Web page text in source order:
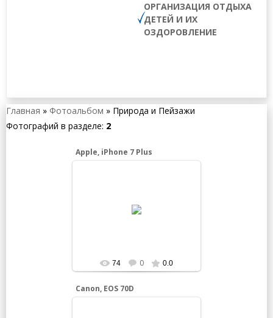
ОРГАНИЗАЦИЯ ОТДЫХА
ДЕТЕЙ И ИХ
ОЗДОРОВЛЕНИЕ
Главная » Фотоальбом » Природа и Пейзажи
Фотографий в разделе: 2
Apple, iPhone 7 Plus
https://unsplash.com/photos/gray-
concrete-road-near-mountain-under-
74 0 0.0
Canon, EOS 70D